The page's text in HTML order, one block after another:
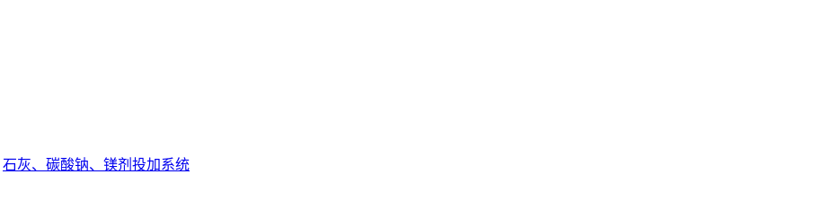
石灰、碳酸钠、镁剂投加系统